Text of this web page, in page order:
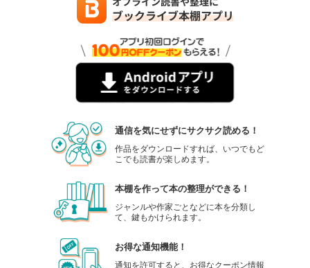
通信を気にせずにサクサク読める！
作品をダウンロードすれば、いつでもど
こでも読書が楽しめます。
本棚を作って本の整理ができる！
ジャンルや作家ごとなどに本を分類し
て、鍵もかけられます。
お得な通知機能！
通知を許可すると、お得なクーポン情報